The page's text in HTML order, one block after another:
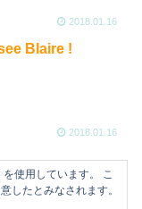
2018.01.16
Blaire !
2018.01.16
使用しています。 こ
したとみなされます。